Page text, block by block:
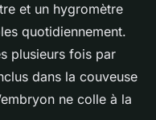
et un hygromètre
quotidiennement.
plusieurs fois par
dans la couveuse
ne colle à la